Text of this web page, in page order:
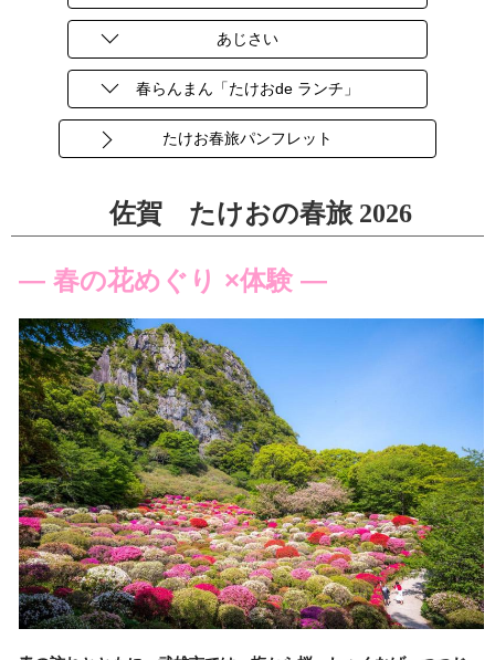
あじさい
春らんまん「たけおde ランチ」
たけお春旅パンフレット
佐賀 たけおの春旅 2026
― 春の花めぐり ×体験 ―